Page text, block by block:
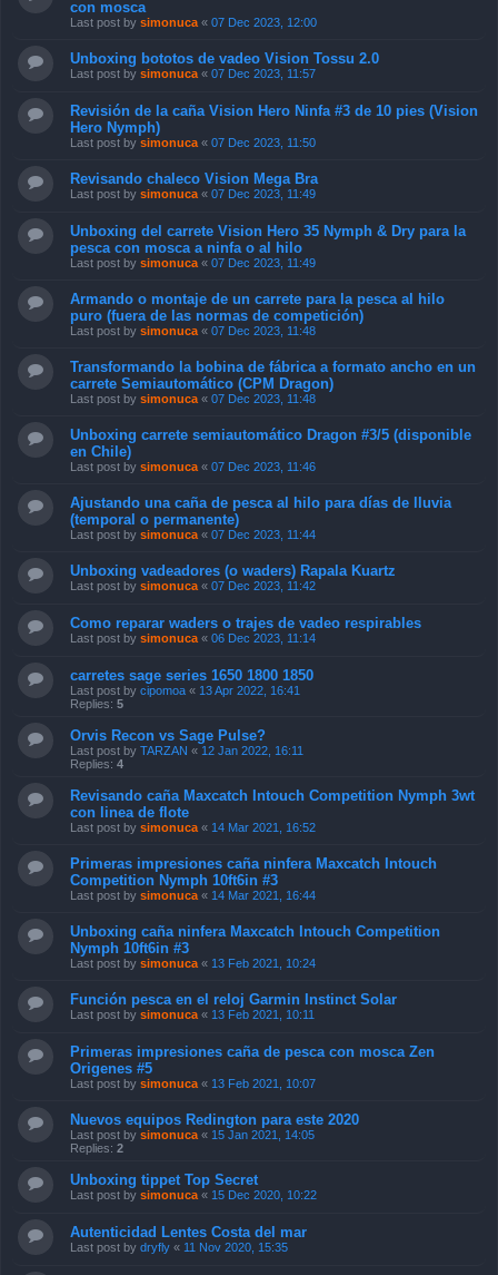
con mosca
Last post by simonuca « 07 Dec 2023, 12:00
Unboxing bototos de vadeo Vision Tossu 2.0
Last post by simonuca « 07 Dec 2023, 11:57
Revisión de la caña Vision Hero Ninfa #3 de 10 pies (Vision
Hero Nymph)
Last post by simonuca « 07 Dec 2023, 11:50
Revisando chaleco Vision Mega Bra
Last post by simonuca « 07 Dec 2023, 11:49
Unboxing del carrete Vision Hero 35 Nymph & Dry para la
pesca con mosca a ninfa o al hilo
Last post by simonuca « 07 Dec 2023, 11:49
Armando o montaje de un carrete para la pesca al hilo
puro (fuera de las normas de competición)
Last post by simonuca « 07 Dec 2023, 11:48
Transformando la bobina de fábrica a formato ancho en un
carrete Semiautomático (CPM Dragon)
Last post by simonuca « 07 Dec 2023, 11:48
Unboxing carrete semiautomático Dragon #3/5 (disponible
en Chile)
Last post by simonuca « 07 Dec 2023, 11:46
Ajustando una caña de pesca al hilo para días de lluvia
(temporal o permanente)
Last post by simonuca « 07 Dec 2023, 11:44
Unboxing vadeadores (o waders) Rapala Kuartz
Last post by simonuca « 07 Dec 2023, 11:42
Como reparar waders o trajes de vadeo respirables
Last post by simonuca « 06 Dec 2023, 11:14
carretes sage series 1650 1800 1850
Last post by cipomoa « 13 Apr 2022, 16:41
Replies: 5
Orvis Recon vs Sage Pulse?
Last post by TARZAN « 12 Jan 2022, 16:11
Replies: 4
Revisando caña Maxcatch Intouch Competition Nymph 3wt
con linea de flote
Last post by simonuca « 14 Mar 2021, 16:52
Primeras impresiones caña ninfera Maxcatch Intouch
Competition Nymph 10ft6in #3
Last post by simonuca « 14 Mar 2021, 16:44
Unboxing caña ninfera Maxcatch Intouch Competition
Nymph 10ft6in #3
Last post by simonuca « 13 Feb 2021, 10:24
Función pesca en el reloj Garmin Instinct Solar
Last post by simonuca « 13 Feb 2021, 10:11
Primeras impresiones caña de pesca con mosca Zen
Origenes #5
Last post by simonuca « 13 Feb 2021, 10:07
Nuevos equipos Redington para este 2020
Last post by simonuca « 15 Jan 2021, 14:05
Replies: 2
Unboxing tippet Top Secret
Last post by simonuca « 15 Dec 2020, 10:22
Autenticidad Lentes Costa del mar
Last post by dryfly « 11 Nov 2020, 15:35